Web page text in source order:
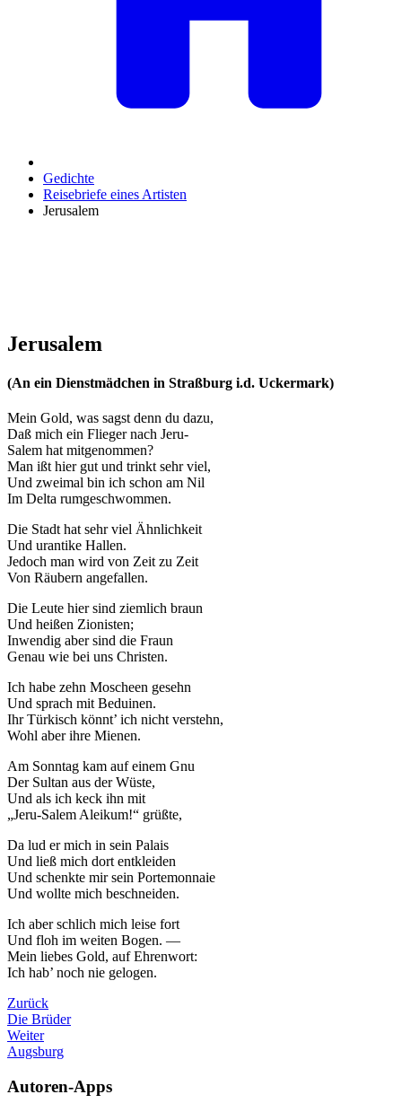
Gedichte
Reisebriefe eines Artisten
Jerusalem
Jerusalem
(An ein Dienstmädchen in Straßburg i.d. Uckermark)
Mein Gold, was sagst denn du dazu,
Daß mich ein Flieger nach Jeru-
Salem hat mitgenommen?
Man ißt hier gut und trinkt sehr viel,
Und zweimal bin ich schon am Nil
Im Delta rumgeschwommen.
Die Stadt hat sehr viel Ähnlichkeit
Und urantike Hallen.
Jedoch man wird von Zeit zu Zeit
Von Räubern angefallen.
Die Leute hier sind ziemlich braun
Und heißen Zionisten;
Inwendig aber sind die Fraun
Genau wie bei uns Christen.
Ich habe zehn Moscheen gesehn
Und sprach mit Beduinen.
Ihr Türkisch könnt’ ich nicht verstehn,
Wohl aber ihre Mienen.
Am Sonntag kam auf einem Gnu
Der Sultan aus der Wüste,
Und als ich keck ihn mit
„Jeru-Salem Aleikum!“ grüßte,
Da lud er mich in sein Palais
Und ließ mich dort entkleiden
Und schenkte mir sein Portemonnaie
Und wollte mich beschneiden.
Ich aber schlich mich leise fort
Und floh im weiten Bogen. —
Mein liebes Gold, auf Ehrenwort:
Ich hab’ noch nie gelogen.
Zurück
Die Brüder
Weiter
Augsburg
Autoren-Apps